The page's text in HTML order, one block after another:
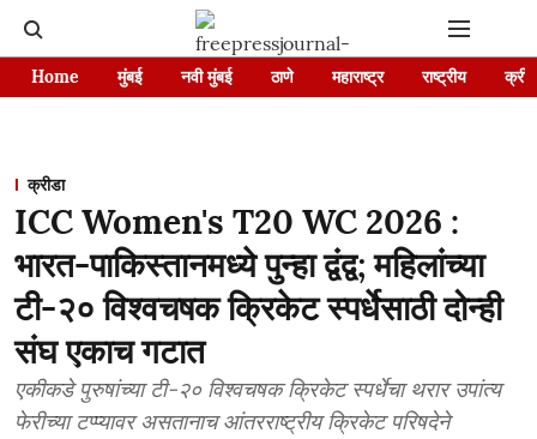
Home मुंबई नवी मुंबई ठाणे महाराष्ट्र राष्ट्रीय
क्रीडा
ICC Women's T20 WC 2026 :
भारत-पाकिस्तानमध्ये पुन्हा द्वंद्व; महिलांच्या
टी-२० विश्वचषक क्रिकेट स्पर्धेसाठी दोन्ही
संघ एकाच गटात
एकीकडे पुरुषांच्या टी-२० विश्वचषक क्रिकेट स्पर्धेचा थरार उपांत्य
फेरीच्या टप्प्यावर असतानाच आंतरराष्ट्रीय क्रिकेट परिषदेने